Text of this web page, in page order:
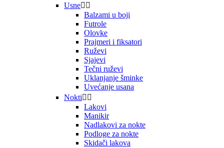
Usne 
Balzami u boji
Futrole
Olovke
Prajmeri i fiksatori
Ruževi
Sjajevi
Tečni ruževi
Uklanjanje šminke
Uvećanje usana
Nokti 
Lakovi
Manikir
Nadlakovi za nokte
Podloge za nokte
Skidači lakova